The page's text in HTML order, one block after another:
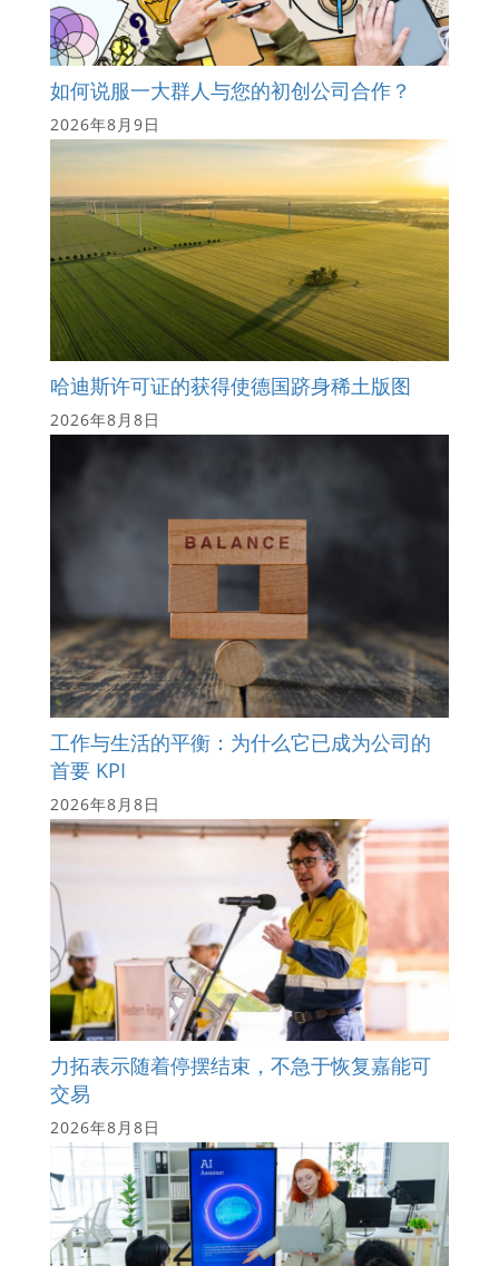
如何说服一大群人与您的初创公司合作？
2026年8月9日
哈迪斯许可证的获得使德国跻身稀土版图
2026年8月8日
工作与生活的平衡：为什么它已成为公司的
首要 KPI
2026年8月8日
力拓表示随着停摆结束，不急于恢复嘉能可
交易
2026年8月8日